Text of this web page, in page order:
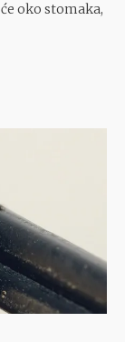
oko stomaka,